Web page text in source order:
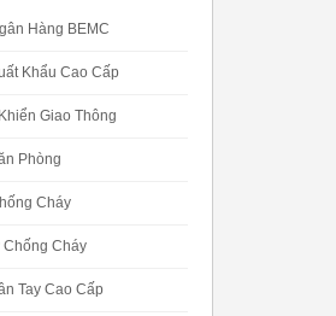
Hàng BEMC
Khẩu Cao Cấp
Giao Thông
Phòng
Cháy
Chống Cháy
Tay Cao Cấp